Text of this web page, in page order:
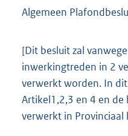
Algemeen
[Dit besluit zal
inwerkingtreden in 2
verwerkt worden. In
Artikel1,2,3 en 4 en
verwerkt in Provinciaal